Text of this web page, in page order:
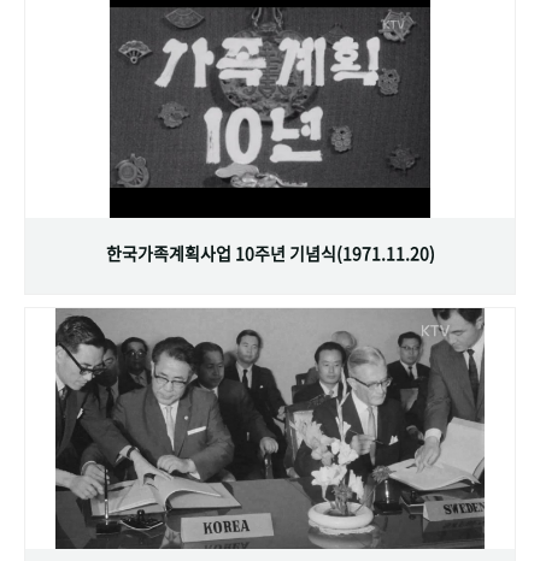
한국가족계획사업 10주년 기념식(1971.11.20)